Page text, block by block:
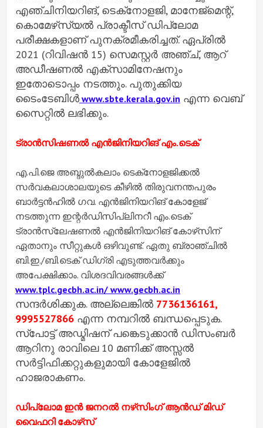
എഞ്ചിനിയറിങ്, ടെക്‌നോളജി, മാനേജ്‌മെന്റ്,
കൊമേഴ്‌സ്യൽ പ്രാക്ടീസ് ഡിപ്ലോമ
പരീക്ഷകളാണ് പുനക്രമീകരിച്ചത്. ഏപ്രിൽ
2021 (റിവിഷൻ 15) സെമസ്റ്റർ അഞ്ച്, ആറ്
അഡീഷണൽ എക്‌സാമിനേഷനും
ഇതോടൊപ്പം നടത്തും. പുതുക്കിയ
ടൈംടേബിൾ www.sbte.kerala.gov.in എന്ന വെബ്
സൈറ്റിൽ ലഭിക്കും.
ട്രാൻസിഷണൽ എൻജിനിയറിങ് എം.ടെക്
എ.പി.ജെ അബ്ദുൽകലാം ടെക്‌നോളജിക്കൽ
സർവകലാശാലയുടെ കീഴിൽ തിരുവനന്തപുരം
ബാർട്ടൻഹിൽ ഗവ. എൻജിനിയറിങ് കോളേജ്
നടത്തുന്ന ഇന്റർഡിസിപ്ലിനറീ എം.ടെക്
ട്രാൻസ്‌ലേഷണൽ എൻജിനിയറിങ് കോഴ്‌സിന്
ഏതാനും സീറ്റുകൾ ഒഴിവുണ്ട്. ഏതു ബ്രാഞ്ചിൽ
ബി.ഇ./ബി.ടെക് ഡിഗ്രി എടുത്തവർക്കും
അപേക്ഷിക്കാം. വിശദവിവരങ്ങൾക്ക്
www.tplc.gecbh.ac.in/ www.gecbh.ac.in
സന്ദർശിക്കുക. അല്ലെങ്കിൽ 7736136161,
9995527866 എന്ന നമ്പറിൽ ബന്ധപ്പെടുക.
സ്‌പോട്ട് അഡ്മിഷന് പങ്കെടുക്കാൻ ഡിസംബർ
ആറിനു രാവിലെ 10 മണിക്ക് അസ്സൽ
സർട്ടിഫിക്കറ്റുകളുമായി കോളേജിൽ
ഹാജരാകണം.
ഡിപ്ലോമ ഇൻ ജനറൽ നഴ്‌സിംഗ് ആൻഡ് മിഡ്
വൈഫറി കോഴ്‌സ്